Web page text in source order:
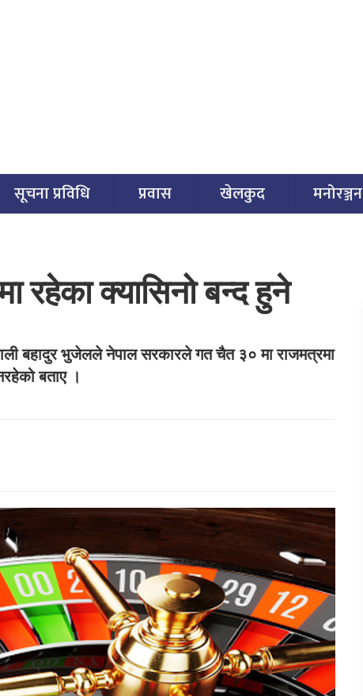
सूचना प्रविधि प्रवास खेलकुद मनोरञ्जन
रहेका क्यासिनो बन्द हुने
बहादुर भुजेलले नेपाल सरकारले गत चैत ३० मा राजमत्रमा
बताए ।